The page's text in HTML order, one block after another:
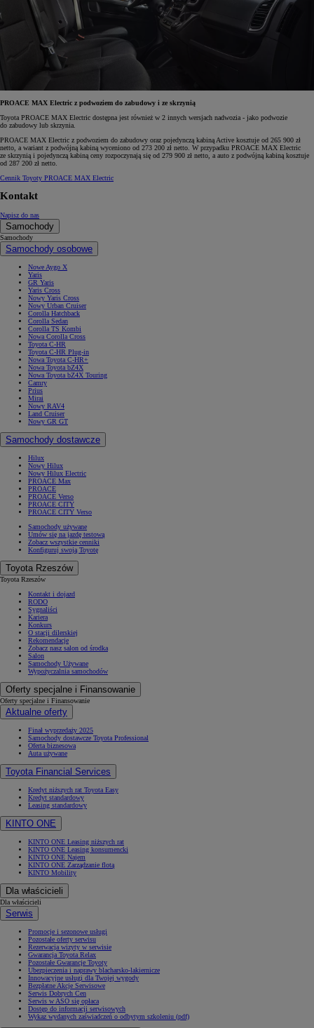
PROACE MAX Electric z podwoziem do zabudowy i ze skrzynią
Toyota PROACE MAX Electric dostępna jest również w 2 innych wersjach nadwozia - jako podwozie
do zabudowy lub skrzynia.
PROACE MAX Electric z podwoziem do zabudowy oraz pojedynczą kabiną Active kosztuje od 265 900 zł
netto, a wariant z podwójną kabiną wyceniono od 273 200 zł netto. W przypadku PROACE MAX Electric
ze skrzynią i pojedynczą kabiną ceny rozpoczynają się od 279 900 zł netto, a auto z podwójną kabiną kosztuje
od 287 200 zł netto.
Cennik Toyoty PROACE MAX Electric
Kontakt
Napisz do nas
Samochody
Samochody
Samochody osobowe
Nowe Aygo X
Yaris
GR Yaris
Yaris Cross
Nowy Yaris Cross
Nowy Urban Cruiser
Corolla Hatchback
Corolla Sedan
Corolla TS Kombi
Nowa Corolla Cross
Toyota C-HR
Toyota C-HR Plug-in
Nowa Toyota C-HR+
Nowa Toyota bZ4X
Nowa Toyota bZ4X Touring
Camry
Prius
Mirai
Nowy RAV4
Land Cruiser
Nowy GR GT
Samochody dostawcze
Hilux
Nowy Hilux
Nowy Hilux Electric
PROACE Max
PROACE
PROACE Verso
PROACE CITY
PROACE CITY Verso
Samochody używane
Umów się na jazdę testową
Zobacz wszystkie cenniki
Konfiguruj swoją Toyotę
Toyota Rzeszów
Toyota Rzeszów
Kontakt i dojazd
RODO
Sygnaliści
Kariera
Konkurs
O stacji dilerskiej
Rekomendacje
Zobacz nasz salon od środka
Salon
Samochody Używane
Wypożyczalnia samochodów
Oferty specjalne i Finansowanie
Oferty specjalne i Finansowanie
Aktualne oferty
Finał wyprzedaży 2025
Samochody dostawcze Toyota Professional
Oferta biznesowa
Auta używane
Toyota Financial Services
Kredyt niższych rat Toyota Easy
Kredyt standardowy
Leasing standardowy
KINTO ONE
KINTO ONE Leasing niższych rat
KINTO ONE Leasing konsumencki
KINTO ONE Najem
KINTO ONE Zarządzanie flotą
KINTO Mobility
Dla właścicieli
Dla właścicieli
Serwis
Promocje i sezonowe usługi
Pozostałe oferty serwisu
Rezerwacja wizyty w serwisie
Gwarancja Toyota Relax
Pozostałe Gwarancje Toyoty
Ubezpieczenia i naprawy blacharsko-lakiernicze
Innowacyjne usługi dla Twojej wygody
Bezpłatne Akcje Serwisowe
Serwis Dobrych Cen
Serwis w ASO się opłaca
Dostęp do informacji serwisowych
Wykaz wydanych zaświadczeń o odbytym szkoleniu (pdf)